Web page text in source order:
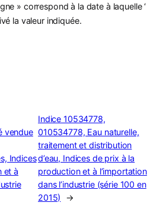
» correspond à la date à laquelle ‘
la valeur indiquée.
vendue
Indices
et à
Indice 10534778,
010534778, Eau naturelle,
traitement et distribution
d’eau, Indices de prix à la
production et à l’importation
dans l’industrie (série 100 en
2015)
→